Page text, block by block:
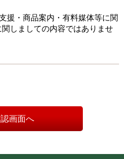
援・商品案内・有料媒体等に関
しましての内容ではありませ
画面へ